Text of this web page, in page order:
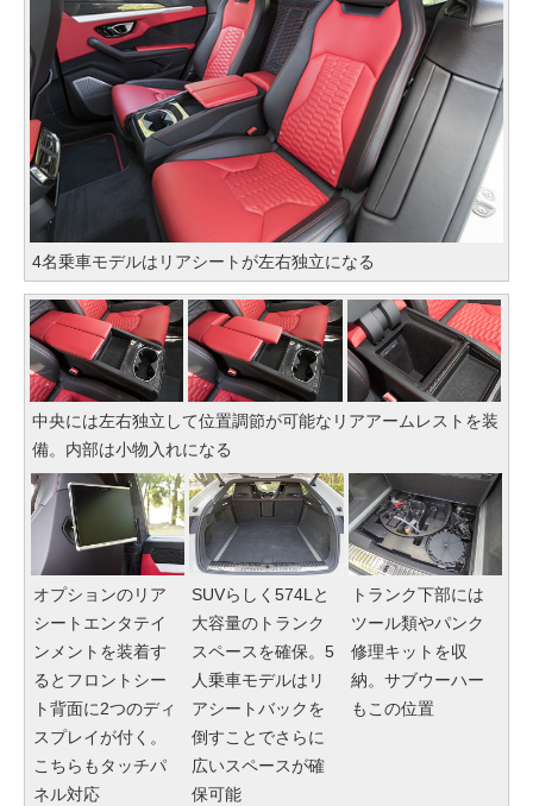
4名乗車モデルはリアシートが左右独立になる
中央には左右独立して位置調節が可能なリアアームレストを装
備。内部は小物入れになる
オプションのリア
シートエンタテイ
ンメントを装着す
るとフロントシー
ト背面に2つのディ
スプレイが付く。
こちらもタッチパ
ネル対応
SUVらしく574Lと
大容量のトランク
スペースを確保。5
人乗車モデルはリ
アシートバックを
倒すことでさらに
広いスペースが確
保可能
トランク下部には
ツール類やパンク
修理キットを収
納。サブウーハー
もこの位置